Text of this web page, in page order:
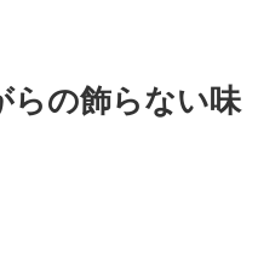
らの飾らない味